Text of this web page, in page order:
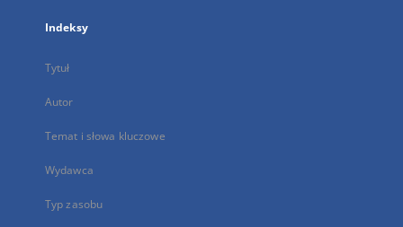
Indeksy
Tytuł
Autor
Temat i słowa kluczowe
Wydawca
Typ zasobu